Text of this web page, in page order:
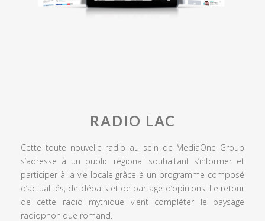
RADIO LAC
Cette toute nouvelle radio au sein de MediaOne Group
s’adresse à un public régional souhaitant s’informer et
participer à la vie locale grâce à un programme composé
d’actualités, de débats et de partage d’opinions. Le retour
de cette radio mythique vient compléter le paysage
radiophonique romand.